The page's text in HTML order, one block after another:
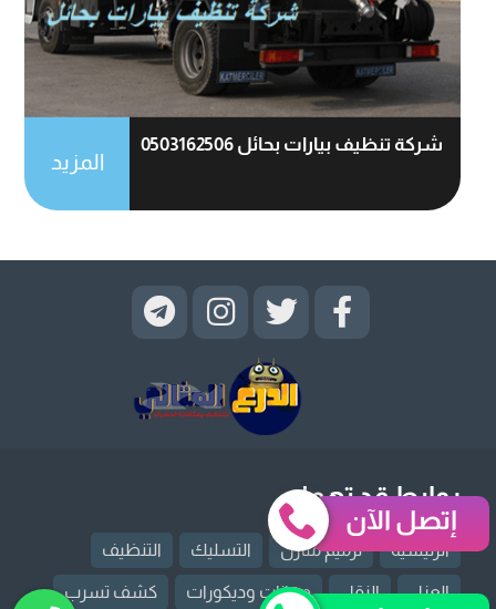
شركة تنظيف بيارات بحائل 0503162506
المزيد
روابط قد تهمك
الرئيسية ترميم منازل التسليك التنظيف
العزل النقل دهانات وديكورات كشف تسرب
إتصل الآن